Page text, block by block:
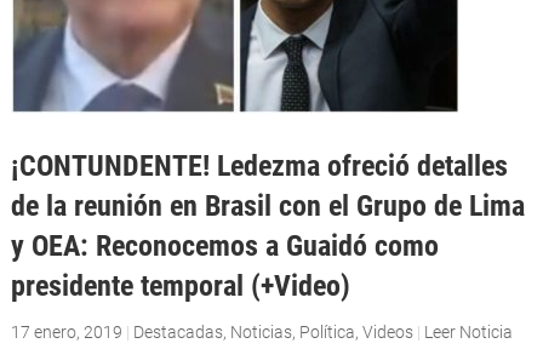
¡CONTUNDENTE! Ledezma ofreció detalles
de la reunión en Brasil con el Grupo de Lima
y OEA: Reconocemos a Guaidó como
presidente temporal (+Video)
17 enero, 2019 | Destacadas, Noticias, Política, Videos | Leer Noticia